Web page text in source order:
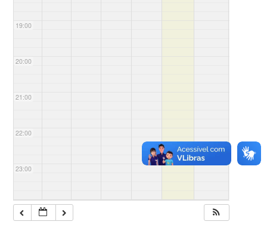
19:00
20:00
21:00
22:00
23:00